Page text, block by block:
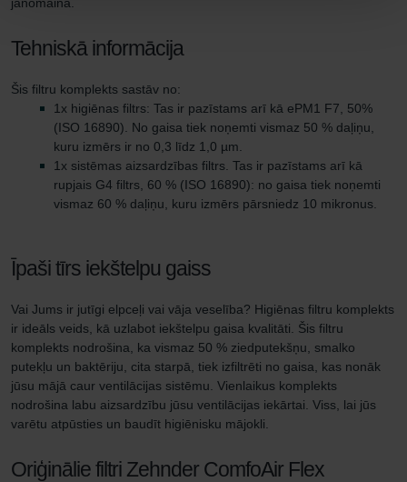
Tehniskā informācija
Šis filtru komplekts sastāv no:
1x higiēnas filtrs: Tas ir pazīstams arī kā ePM1 F7, 50%
(ISO 16890). No gaisa tiek noņemti vismaz 50 % daļiņu,
kuru izmērs ir no 0,3 līdz 1,0 µm.
1x sistēmas aizsardzības filtrs. Tas ir pazīstams arī kā
rupjais G4 filtrs, 60 % (ISO 16890): no gaisa tiek noņemti
vismaz 60 % daļiņu, kuru izmērs pārsniedz 10 mikronus.
Īpaši tīrs iekštelpu gaiss
Vai Jums ir jutīgi elpceļi vai vāja veselība? Higiēnas filtru komplekts
ir ideāls veids, kā uzlabot iekštelpu gaisa kvalitāti. Šis filtru
komplekts nodrošina, ka vismaz 50 % ziedputekšņu, smalko
putekļu un baktēriju, cita starpā, tiek izfiltrēti no gaisa, kas nonāk
jūsu mājā caur ventilācijas sistēmu. Vienlaikus komplekts
nodrošina labu aizsardzību jūsu ventilācijas iekārtai. Viss, lai jūs
varētu atpūsties un baudīt higiēnisku mājokli.
Oriģinālie filtri Zehnder ComfoAir Flex